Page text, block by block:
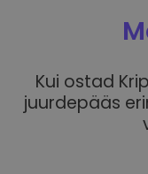
Kui ostad
juurdepääs